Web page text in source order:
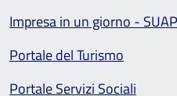
Impresa in un giorno - SUAP
Portale del Turismo
Portale Servizi Sociali